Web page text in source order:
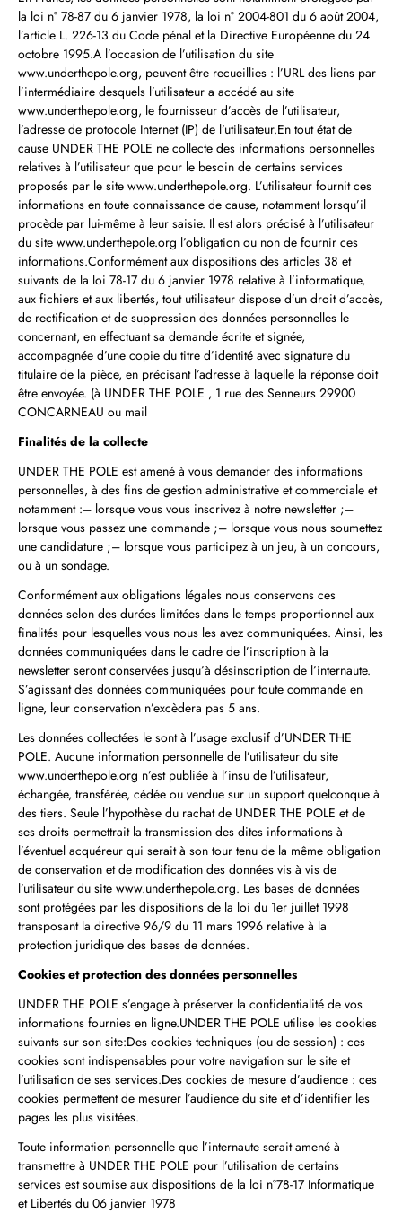
la loi n° 78‑87 du 6 janvier 1978, la loi n° 2004‑801 du 6 août 2004,
l’article L. 226‑13 du Code pénal et la Directive Européenne du 24
octobre 1995.A l’occasion de l’utilisation du site
www.underthepole.org, peuvent être recueillies : l’URL des liens par
l’intermédiaire desquels l’utilisateur a accédé au site
www.underthepole.org, le fournisseur d’accès de l’utilisateur,
l’adresse de protocole Internet (IP) de l’utilisateur.En tout état de
cause UNDER THE POLE ne collecte des informations personnelles
relatives à l’utilisateur que pour le besoin de certains services
proposés par le site www.underthepole.org. L’utilisateur fournit ces
informations en toute connaissance de cause, notamment lorsqu’il
procède par lui‑même à leur saisie. Il est alors précisé à l’utilisateur
du site www.underthepole.org l’obligation ou non de fournir ces
informations.Conformément aux dispositions des articles 38 et
suivants de la loi 78‑17 du 6 janvier 1978 relative à l’informatique,
aux fichiers et aux libertés, tout utilisateur dispose d’un droit d’accès,
de rectification et de suppression des données personnelles le
concernant, en effectuant sa demande écrite et signée,
accompagnée d’une copie du titre d’identité avec signature du
titulaire de la pièce, en précisant l’adresse à laquelle la réponse doit
être envoyée. (à UNDER THE POLE , 1 rue des Senneurs 29900
CONCARNEAU ou mail
Finalités de la collecte
UNDER THE POLE est amené à vous demander des informations
personnelles, à des fins de gestion administrative et commerciale et
notamment :– lorsque vous vous inscrivez à notre newsletter ;–
lorsque vous passez une commande ;– lorsque vous nous soumettez
une candidature ;– lorsque vous participez à un jeu, à un concours,
ou à un sondage.
Conformément aux obligations légales nous conservons ces
données selon des durées limitées dans le temps proportionnel aux
finalités pour lesquelles vous nous les avez communiquées. Ainsi, les
données communiquées dans le cadre de l’inscription à la
newsletter seront conservées jusqu’à désinscription de l’internaute.
S’agissant des données communiquées pour toute commande en
ligne, leur conservation n’excèdera pas 5 ans.
Les données collectées le sont à l’usage exclusif d’UNDER THE
POLE. Aucune information personnelle de l’utilisateur du site
www.underthepole.org n’est publiée à l’insu de l’utilisateur,
échangée, transférée, cédée ou vendue sur un support quelconque à
des tiers. Seule l’hypothèse du rachat de UNDER THE POLE et de
ses droits permettrait la transmission des dites informations à
l’éventuel acquéreur qui serait à son tour tenu de la même obligation
de conservation et de modification des données vis à vis de
l’utilisateur du site www.underthepole.org. Les bases de données
sont protégées par les dispositions de la loi du 1er juillet 1998
transposant la directive 96/9 du 11 mars 1996 relative à la
protection juridique des bases de données.
Cookies et protection des données personnelles
UNDER THE POLE s’engage à préserver la confidentialité de vos
informations fournies en ligne.UNDER THE POLE utilise les cookies
suivants sur son site:Des cookies techniques (ou de session) : ces
cookies sont indispensables pour votre navigation sur le site et
l’utilisation de ses services.Des cookies de mesure d’audience : ces
cookies permettent de mesurer l’audience du site et d’identifier les
pages les plus visitées.
Toute information personnelle que l’internaute serait amené à
transmettre à UNDER THE POLE pour l’utilisation de certains
services est soumise aux dispositions de la loi n°78‑17 Informatique
et Libertés du 06 janvier 1978